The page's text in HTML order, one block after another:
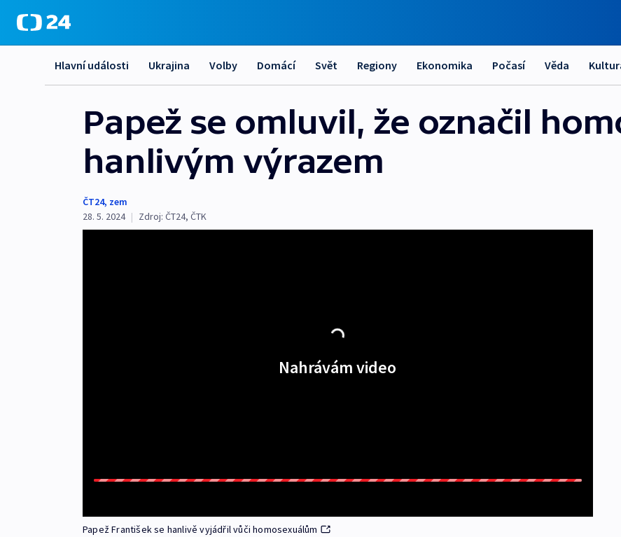
Hlavní události Ukrajina Volby Domácí Svět Regiony Ekonomika Počasí Věda
Papež se omluvil, že označil
hanlivým výrazem
ČT24, zem
28. 5. 2024 | Zdroj: ČT24, ČTK
Nahrávám video
Papež František se hanlivě vyjádřil vůči homosexuálům